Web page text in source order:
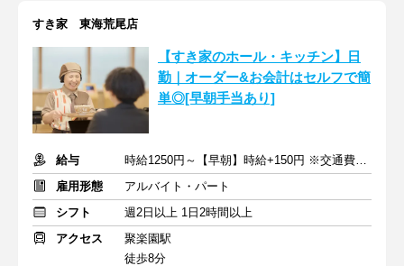
すき家 東海荒尾店
【すき家のホール・キッチン】日
勤｜オーダー&お会計はセルフで簡
単◎[早朝手当あり]
給与
時給1250円～【早朝】時給+150円 ※交通費支給
雇用形態
アルバイト・パート
シフト
週2日以上 1日2時間以上
アクセス
聚楽園駅
徒歩8分